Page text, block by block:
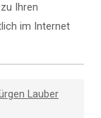
Ihren
im Internet
Lauber